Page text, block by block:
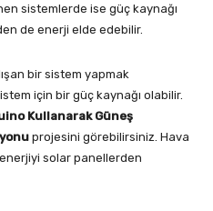
sistemlerde ise güç kaynağı
de enerji elde edebilir.
bir sistem yapmak
için bir güç kaynağı olabilir.
Kullanarak Güneş
projesini görebilirsiniz. Hava
solar panellerden